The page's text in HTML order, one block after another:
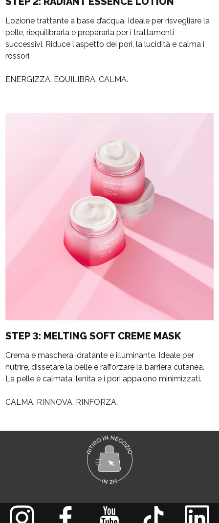
Lozione trattante a base d’acqua. Ideale per risvegliare la
pelle, riequilibrarla e prepararla per i trattamenti
successivi. Riduce l'aspetto dei pori, la lucidità e calma i
rossori.
ENERGIZZA. EQUILIBRA. CALMA.
STEP 3: MELTING SOFT CREME MASK
Crema e maschera idratante e illuminante. Ideale per
nutrire, dissetare la pelle e rafforzare la barriera cutanea.
La pelle è calmata, lenita e i pori appaiono minimizzati.
CALMA. RINNOVA. RINFORZA.